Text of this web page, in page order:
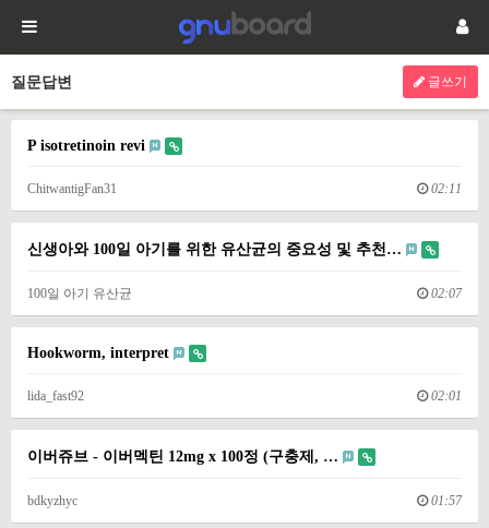
질문답변 글쓰기
P isotretinoin revi
ChitwantigFan31 02:11
신생아와 100일 아기를 위한 유산균의 중요성 및 추천…
100일 아기 유산균 02:07
Hookworm, interpret
lida_fast92 02:01
이버쥬브 - 이버멕틴 12mg x 100정 (구충제, …
bdkyzhyc 01:57